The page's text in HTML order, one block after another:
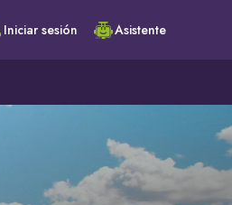
Iniciar sesión Asistente